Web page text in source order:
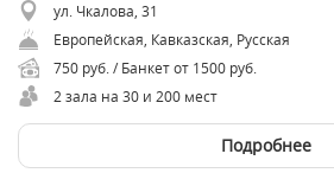
ул. Чкалова, 31
Европейская, Кавказская, Русская
750 руб. / Банкет от 1500 руб.
2 зала на 30 и 200 мест
Подробнее